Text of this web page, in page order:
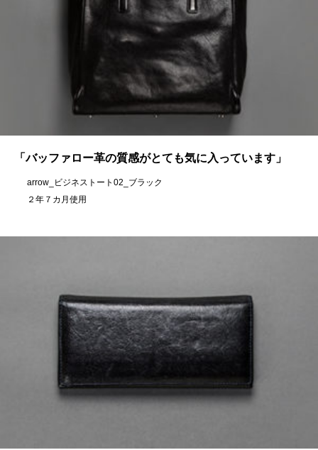
「バッファロー革の質感がとても気に入っています」
arrow_ビジネストート02_ブラック
２年７カ月使用